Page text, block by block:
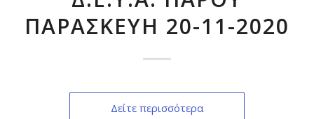
ΠΑΡΑΣΚΕΥΗ 20-11-2020
Δείτε περισσότερα